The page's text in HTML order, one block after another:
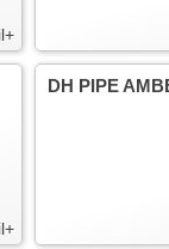
DH PIPE